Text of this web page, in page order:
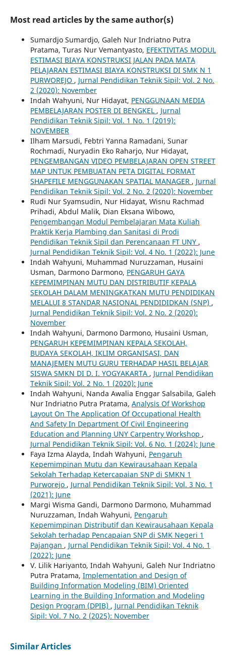
Most read articles by the same author(s)
Sumardjo Sumardjo, Galeh Nur Indriatno Putra
Pratama, Turas Nur Vemantyasto, EFEKTIVITAS MODUL
ESTIMASI BIAYA KONSTRUKSI JALAN PADA MATA
PELAJARAN ESTIMASI BIAYA KONSTRUKSI DI SMK N 1
PURWOREJO , Jurnal Pendidikan Teknik Sipil: Vol. 2 No.
2 (2020): November
Indah Wahyuni, Nur Hidayat, PENGGUNAAN MEDIA
PEMBELAJARAN POSTER DI BENGKEL , Jurnal
Pendidikan Teknik Sipil: Vol. 1 No. 1 (2019):
NOVEMBER
Ilham Marsudi, Febtri Yanna Ramadani, Sunar
Rochmadi, Nuryadin Eko Raharjo, Nur Hidayat,
PENGEMBANGAN VIDEO PEMBELAJARAN OPEN STREET
MAP UNTUK PEMBUATAN PETA DIGITAL FORMAT
SHAPEFILE MENGGUNAKAN SPATIAL MANAGER , Jurnal
Pendidikan Teknik Sipil: Vol. 2 No. 2 (2020): November
Rudi Nur Syamsudin, Nur Hidayat, Wisnu Rachmad
Prihadi, Abdul Malik, Dian Eksana Wibowo,
Pengembangan Modul Pembelajaran Mata Kuliah
Praktik Kerja Plambing dan Sanitasi di Prodi
Pendidikan Teknik Sipil dan Perencanaan FT UNY ,
Jurnal Pendidikan Teknik Sipil: Vol. 4 No. 1 (2022): June
Indah Wahyuni, Muhammad Nuruzzaman, Husaini
Usman, Darmono Darmono, PENGARUH GAYA
KEPEMIMPINAN MUTU DAN DISTRIBUTIF KEPALA
SEKOLAH DALAM MENINGKATKAN MUTU PENDIDIKAN
MELALUI 8 STANDAR NASIONAL PENDIDIDKAN (SNP) ,
Jurnal Pendidikan Teknik Sipil: Vol. 2 No. 2 (2020):
November
Indah Wahyuni, Darmono Darmono, Husaini Usman,
PENGARUH KEPEMIMPINAN KEPALA SEKOLAH,
BUDAYA SEKOLAH, IKLIM ORGANISASI, DAN
MANAJEMEN MUTU GURU TERHADAP HASIL BELAJAR
SISWA SMKN DI D. I. YOGYAKARTA , Jurnal Pendidikan
Teknik Sipil: Vol. 2 No. 1 (2020): June
Indah Wahyuni, Nanda Awalia Enggar Salsabila, Galeh
Nur Indriatno Putra Pratama, Analysis Of Workshop
Layout On The Application Of Occupational Health
And Safety In Department Of Civil Engineering
Education and Planning UNY Carpentry Workshop ,
Jurnal Pendidikan Teknik Sipil: Vol. 6 No. 1 (2024): June
Faya Izma Alayda, Indah Wahyuni, Pengaruh
Kepemimpinan Mutu dan Kewirausahaan Kepala
Sekolah Terhadap Ketercapaian SNP di SMKN 1
Purworejo , Jurnal Pendidikan Teknik Sipil: Vol. 3 No. 1
(2021): June
Margi Wisma Gandi, Darmono Darmono, Muhammad
Nuruzzaman, Indah Wahyuni, Pengaruh
Kepemimpinan Distributif dan Kewirausahaan Kepala
Sekolah terhadap Pencapaian SNP di SMK Negeri 1
Pajangan , Jurnal Pendidikan Teknik Sipil: Vol. 4 No. 1
(2022): June
V. Lilik Hariyanto, Indah Wahyuni, Galeh Nur Indriatno
Putra Pratama, Implementation and Design of
Building Information Modeling (BIM) Oriented
Learning in the Building Information and Modeling
Design Program (DPIB) , Jurnal Pendidikan Teknik
Sipil: Vol. 7 No. 2 (2025): November
Similar Articles